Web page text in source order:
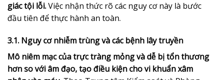
giác tội lỗi.Việc nhận thức rõ các nguy cơ này là bước
đầu tiên để thực hành an toàn.
3.1. Nguy cơ nhiễm trùng và các bệnh lây truyền
Mô niêm mạc của trực tràng mỏng và dễ bị tổn thương
hơn so với âm đạo, tạo điều kiện cho vi khuẩn xâm